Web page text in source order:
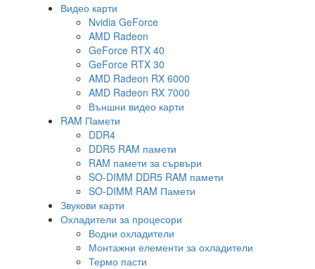
Видео карти
Nvidia GeForce
AMD Radeon
GeForce RTX 40
GeForce RTX 30
AMD Radeon RX 6000
AMD Radeon RX 7000
Външни видео карти
RAM Памети
DDR4
DDR5 RAM памети
RAM памети за сървъри
SO-DIMM DDR5 RAM памети
SO-DIMM RAM Памети
Звукови карти
Охладители за процесори
Водни охладители
Монтажни елементи за охладители
Термо пасти